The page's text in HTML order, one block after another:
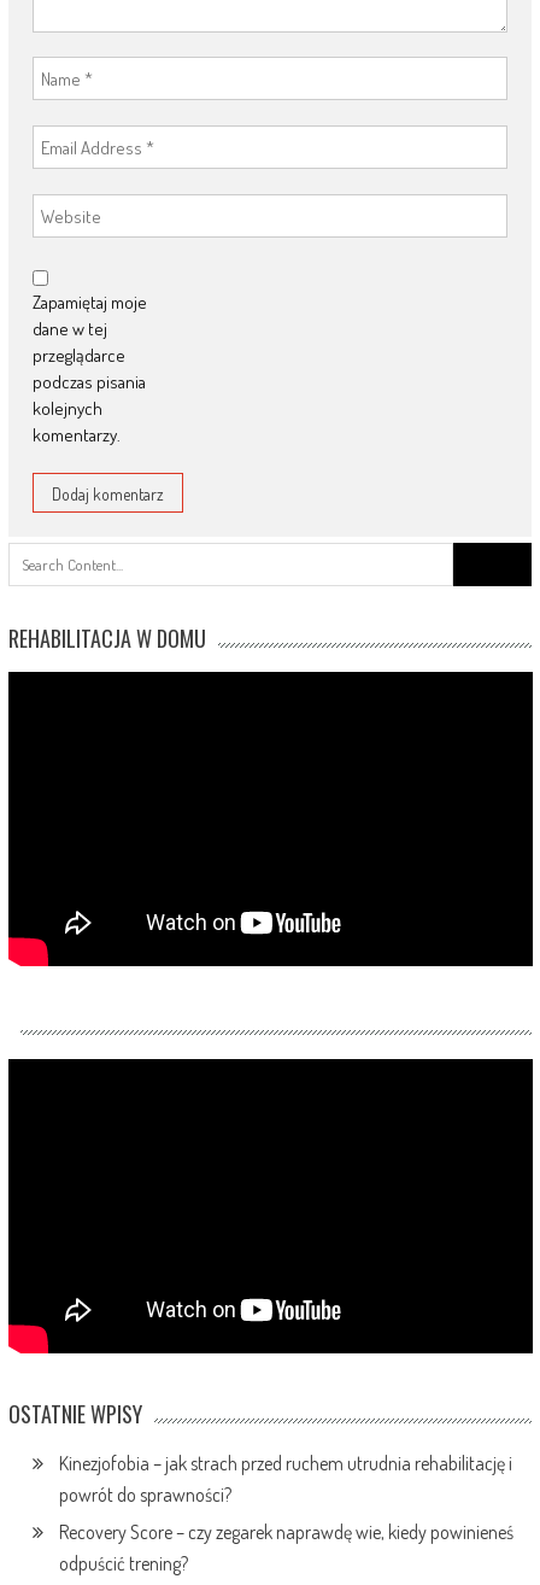
Zapamiętaj moje
dane w tej
przeglądarce
podczas pisania
kolejnych
komentarzy.
for:
REHABILITACJA W DOMU
OSTATNIE WPISY
Kinezjofobia – jak strach przed ruchem utrudnia rehabilitację i
powrót do sprawności?
Recovery Score – czy zegarek naprawdę wie, kiedy powinieneś
odpuścić trening?